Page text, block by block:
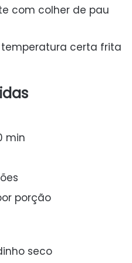
com colher de pau
certa frita
min
porção
seco